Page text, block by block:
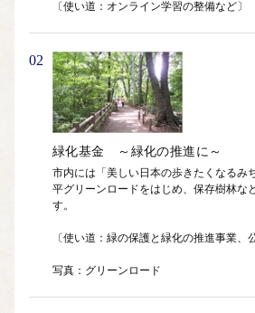
〔使い道：オンライン学習の整備など〕
02
緑化基金　～緑化の推進に～
市内には「美しい日本の歩きたくなるみ
平グリーンロードをはじめ、保存樹林な
す。
〔使い道：緑の保護と緑化の推進事業、
写真：グリーンロード